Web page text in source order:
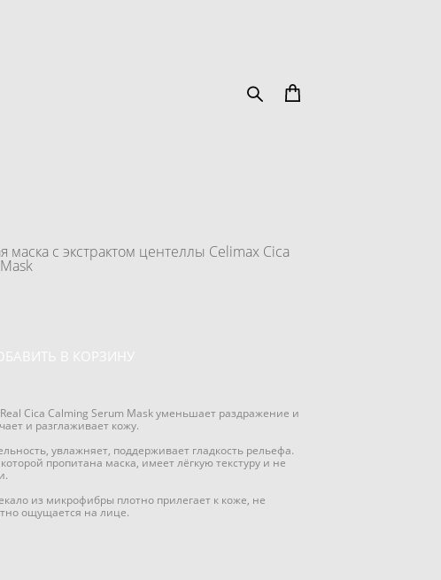
с экстрактом центеллы Celimax Cica
В КОРЗИНУ
Cica Calming Serum Mask уменьшает раздражение и
и разглаживает кожу.
увлажняет, поддерживает гладкость рельефа.
пропитана маска, имеет лёгкую текстуру и не
из микрофибры плотно прилегает к коже, не
ощущается на лице.